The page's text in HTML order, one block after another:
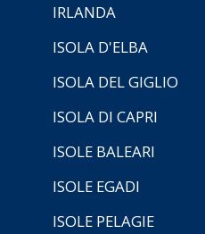
IRLANDA
ISOLA D'ELBA
ISOLA DEL GIGLIO
ISOLA DI CAPRI
ISOLE BALEARI
ISOLE EGADI
ISOLE PELAGIE